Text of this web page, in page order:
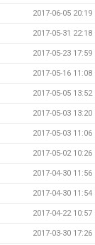
2017-06-05 20:19
2017-05-31 22:18
2017-05-23 17:59
2017-05-16 11:08
2017-05-05 13:52
2017-05-03 13:20
2017-05-03 11:06
2017-05-02 10:26
2017-04-30 11:56
2017-04-30 11:54
2017-04-22 10:57
2017-03-30 17:26